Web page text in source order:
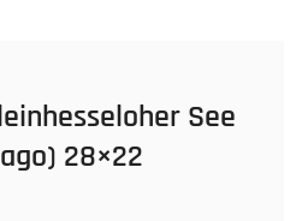
See
28×22